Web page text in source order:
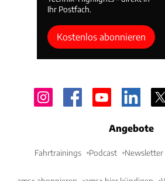
Ihr Postfach.
Kostenlos abonnieren
Angebote
Fahrtrainings Podcast Newsletter